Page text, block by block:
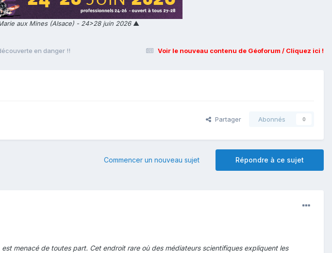
aux Mines (Alsace) - 24>28 juin 2026▲
Voir le nouveau contenu de Géoforum / Cliquez ici !
en danger !!
Partager Abonnés 0
Répondre à ce sujet
Commencer un nouveau sujet
menacé de toutes part. Cet endroit rare où des médiateurs scientifiques expliquent les